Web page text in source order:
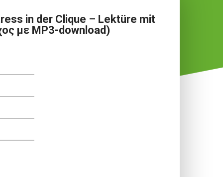
in der Clique – Lektüre mit
με MP3-download)